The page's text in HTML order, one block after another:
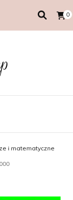
0
i matematyczne